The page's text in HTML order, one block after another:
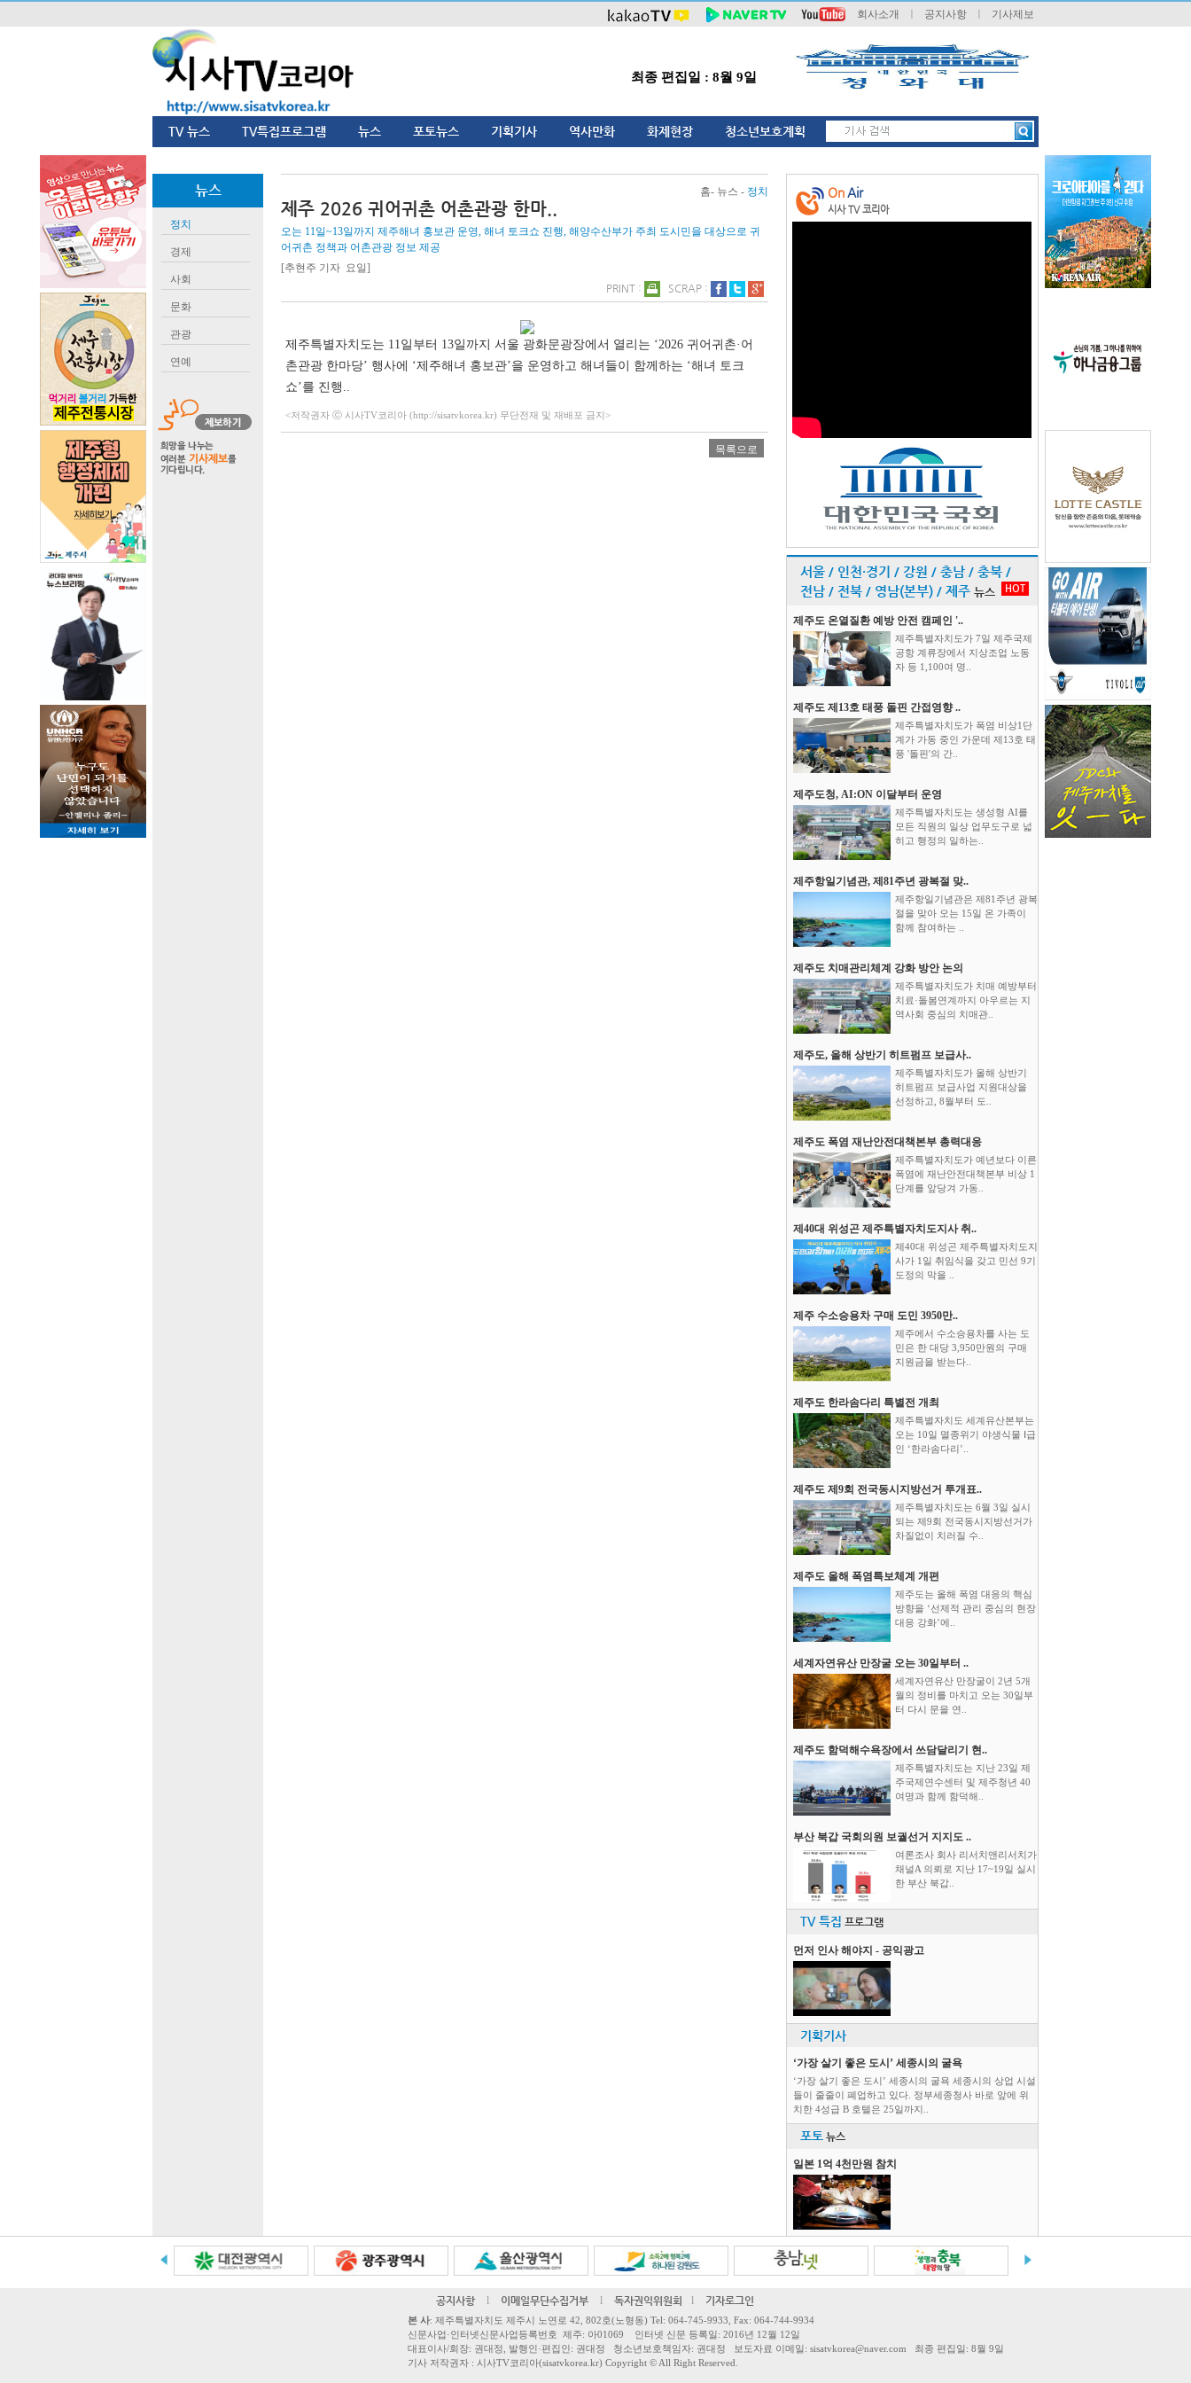
회사소개 공지사항 기사제보
최종 편집일 : 8월 9일
TV 뉴스 TV특집프로그램 뉴스 포토뉴스 기획기사 역사만화 화제현장 청소년보호계획
뉴스
정치
경제
사회
문화
관광
연예
홈- 뉴스 - 정치
제주 2026 귀어귀촌 어촌관광 한마..
오는 11일~13일까지 제주해녀 홍보관 운영, 해녀 토크쇼 진행, 해양수산부가 주최 도시민을 대상으로 귀
어귀촌 정책과 어촌관광 정보 제공
[추현주 기자 요일]
PRINT :
SCRAP :
제주특별자치도는 11일부터 13일까지 서울 광화문광장에서 열리는 ‘2026 귀어귀촌·어
촌관광 한마당’ 행사에 ‘제주해녀 홍보관’을 운영하고 해녀들이 함께하는 ‘해녀 토크
쇼’를 진행..
<저작권자 ⓒ 시사TV코리아 (http://sisatvkorea.kr) 무단전재 및 재배포 금지>
목록으로
On Air
시사 TV 코리아
서울 / 인천·경기 / 강원 / 충남 / 충북 /
전남 / 전북 / 영남(본부) / 제주 뉴스 HOT
제주도 온열질환 예방 안전 캠페인 '..
제주특별자치도가 7일 제주국제
공항 계류장에서 지상조업 노동
자 등 1,100여 명..
제주도 제13호 태풍 돌핀 간접영향 ..
제주특별자치도가 폭염 비상1단
계가 가동 중인 가운데 제13호 태
풍 '돌핀'의 간..
제주도청, AI:ON 이달부터 운영
제주특별자치도는 생성형 AI를
모든 직원의 일상 업무도구로 넓
히고 행정의 일하는..
제주항일기념관, 제81주년 광복절 맞..
제주항일기념관은 제81주년 광복
절을 맞아 오는 15일 온 가족이
함께 참여하는 ..
제주도 치매관리체계 강화 방안 논의
제주특별자치도가 치매 예방부터
치료·돌봄연계까지 아우르는 지
역사회 중심의 치매관..
제주도, 올해 상반기 히트펌프 보급사..
제주특별자치도가 올해 상반기
히트펌프 보급사업 지원대상을
선정하고, 8월부터 도..
제주도 폭염 재난안전대책본부 총력대응
제주특별자치도가 예년보다 이른
폭염에 재난안전대책본부 비상 1
단계를 앞당겨 가동..
제40대 위성곤 제주특별자치도지사 취..
제40대 위성곤 제주특별자치도지
사가 1일 취임식을 갖고 민선 9기
도정의 막을 ..
제주 수소승용차 구매 도민 3950만..
제주에서 수소승용차를 사는 도
민은 한 대당 3,950만원의 구매
지원금을 받는다..
제주도 한라솜다리 특별전 개최
제주특별자치도 세계유산본부는
오는 10일 멸종위기 야생식물 Ⅰ급
인 ‘한라솜다리’..
제주도 제9회 전국동시지방선거 투개표..
제주특별자치도는 6월 3일 실시
되는 제9회 전국동시지방선거가
차질없이 치러질 수..
제주도 올해 폭염특보체계 개편
제주도는 올해 폭염 대응의 핵심
방향을 ‘선제적 관리 중심의 현장
대응 강화’에..
세계자연유산 만장굴 오는 30일부터 ..
세계자연유산 만장굴이 2년 5개
월의 정비를 마치고 오는 30일부
터 다시 문을 연..
제주도 함덕해수욕장에서 쓰담달리기 현..
제주특별자치도는 지난 23일 제
주국제연수센터 및 제주청년 40
여명과 함께 함덕해..
부산 북갑 국회의원 보궐선거 지지도 ..
여론조사 회사 리서치앤리서치가
채널A 의뢰로 지난 17~19일 실시
한 부산 북갑..
TV 특집 프로그램
먼저 인사 해야지 - 공익광고
기획기사
‘가장 살기 좋은 도시’ 세종시의 굴욕
‘가장 살기 좋은 도시’ 세종시의 굴욕 세종시의 상업 시설
들이 줄줄이 폐업하고 있다. 정부세종청사 바로 앞에 위
치한 4성급 B 호텔은 25일까지..
포토 뉴스
일본 1억 4천만원 참치
공지사항 l 이메일무단수집거부 l 독자권익위원회 l 기자로그인
본 사: 제주특별자치도 제주시 노연로 42, 802호(노형동) Tel: 064-745-9933, Fax: 064-744-9934
신문사업·인터넷신문사업등록번호 제주: 아01069 인터넷 신문 등록일: 2016년 12월 12일
대표이사/회장: 권대정, 발행인·편집인: 권대정 청소년보호책임자: 권대정 보도자료 이메일: sisatvkorea@naver.com 최종 편집일: 8월 9일
기사 저작권자 : 시사TV코리아(sisatvkorea.kr) Copyright © All Right Reserved.